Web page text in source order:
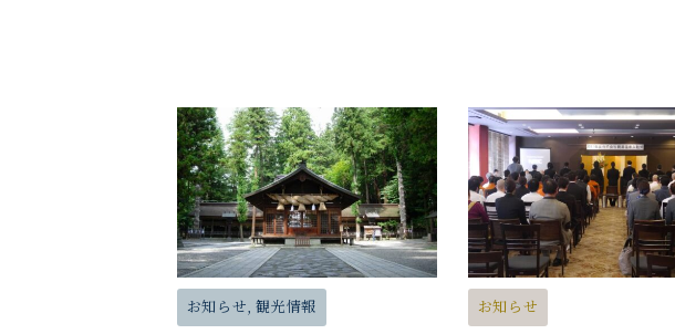
お知らせ, 観光情報 お知らせ